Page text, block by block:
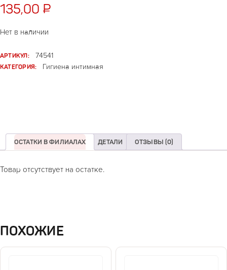
135,00 ₽
Нет в наличии
АРТИКУЛ:
74541
КАТЕГОРИЯ:
Гигиена интимная
ОСТАТКИ В ФИЛИАЛАХ ДЕТАЛИ ОТЗЫВЫ (0)
Товар отсутствует на остатке.
ПОХОЖИЕ